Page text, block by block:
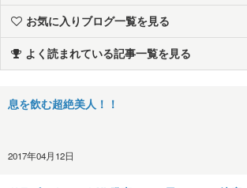
お気に入りブログ一覧を見る
よく読まれている記事一覧を見る
息を飲む超絶美人！！
2017年04月12日